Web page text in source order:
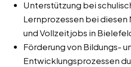
Unterstützung bei
Lernprozessen bei
und Vollzeitjobs in
Förderung von Bildungs-
Entwicklungsprozessen